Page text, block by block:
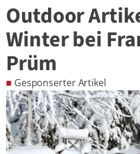
Outdoor
Winter bei
Prüm
■ Gesponserter Artikel